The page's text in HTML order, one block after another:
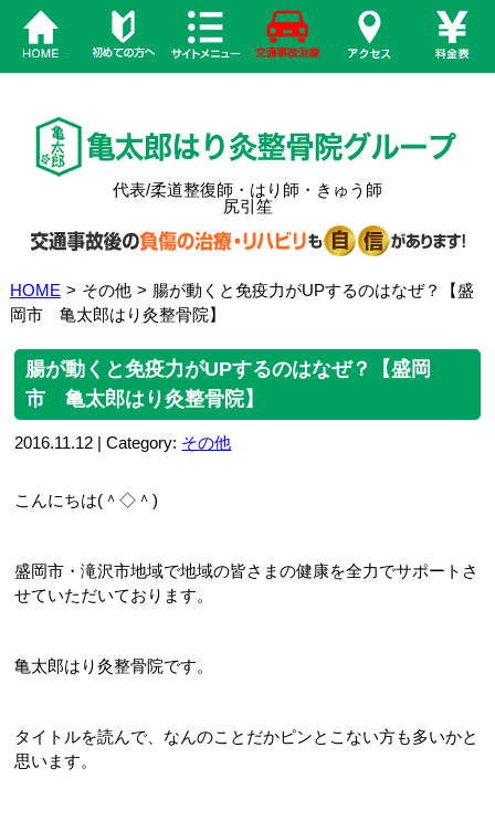
代表/柔道整復師・はり師・きゅう師
尻引笙
HOME > その他 > 腸が動くと免疫力がUPするのはなぜ？【盛
岡市 亀太郎はり灸整骨院】
腸が動くと免疫力がUPするのはなぜ？【盛岡
市 亀太郎はり灸整骨院】
2016.11.12 | Category: その他
こんにちは(＾◇＾)
盛岡市・滝沢市地域で地域の皆さまの健康を全力でサポートさ
せていただいております。
亀太郎はり灸整骨院です。
タイトルを読んで、なんのことだかピンとこない方も多いかと
思います。